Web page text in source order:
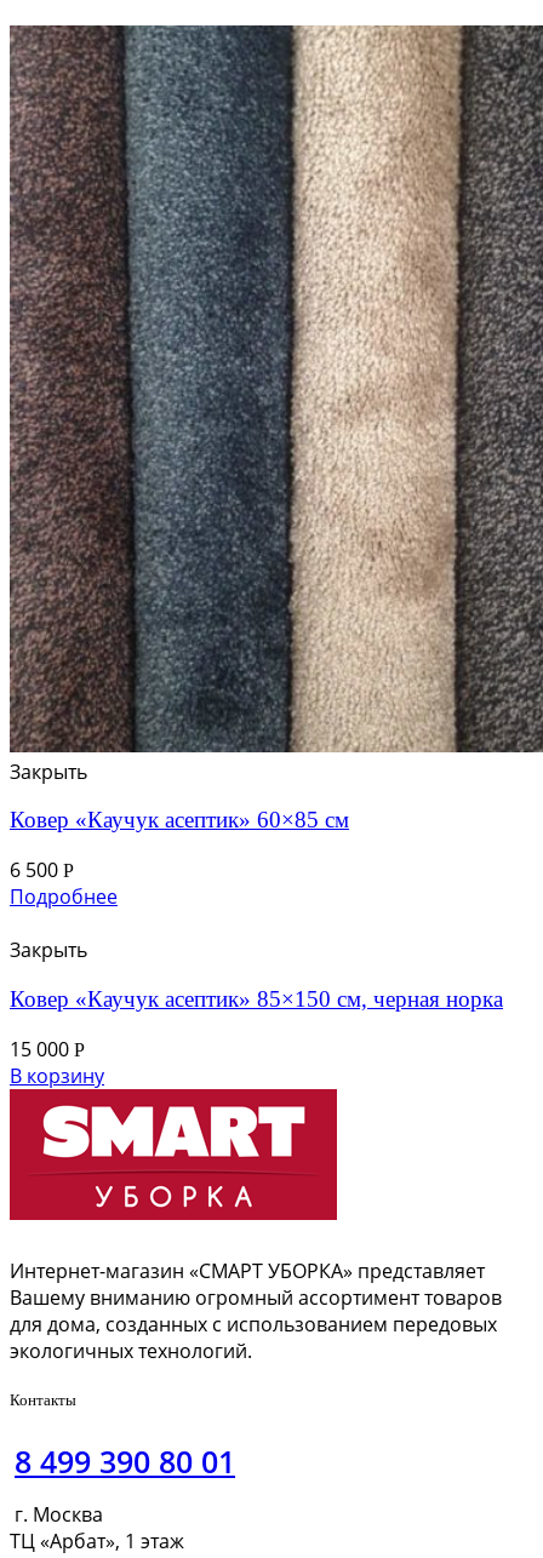
Закрыть
Ковер «Каучук асептик» 60×85 см
6 500 Р
Подробнее
Закрыть
Ковер «Каучук асептик» 85×150 см, черная норка
15 000 Р
В корзину
Интернет-магазин «СМАРТ УБОРКА» представляет
Вашему вниманию огромный ассортимент товаров
для дома, созданных с использованием передовых
экологичных технологий.
Контакты
8 499 390 80 01
г. Москва
ТЦ «Арбат», 1 этаж